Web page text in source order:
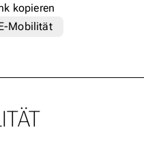
kopieren
Mobilität